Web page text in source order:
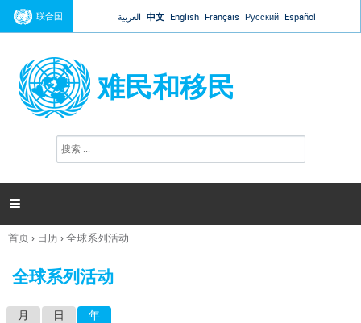
Jump to navigation
联合国 العربية 中文 English Français Русский Español
难民和移民
搜
索

你
这
首页› 日历›全球系列活动
全球系列活动
月 日 年